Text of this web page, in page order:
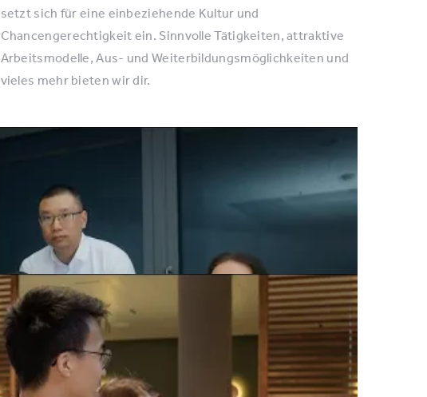
setzt sich für eine einbeziehende Kultur und
Chancengerechtigkeit ein. Sinnvolle Tätigkeiten, attraktive
Arbeitsmodelle, Aus- und Weiterbildungsmöglichkeiten und
vieles mehr bieten wir dir.